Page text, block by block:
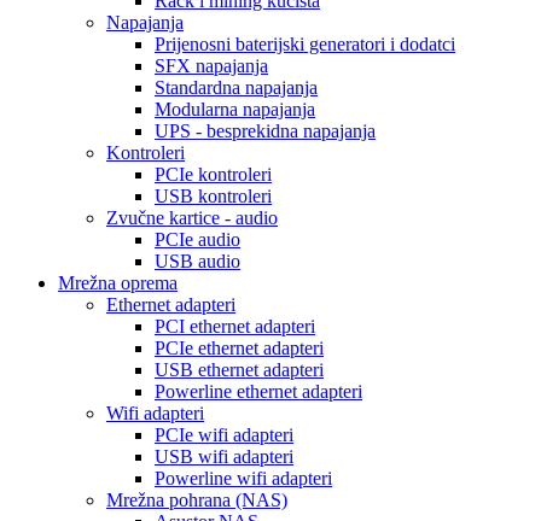
Napajanja
Prijenosni baterijski generatori i dodatci
SFX napajanja
Standardna napajanja
Modularna napajanja
UPS - besprekidna napajanja
Kontroleri
PCIe kontroleri
USB kontroleri
Zvučne kartice - audio
PCIe audio
USB audio
Mrežna oprema
Ethernet adapteri
PCI ethernet adapteri
PCIe ethernet adapteri
USB ethernet adapteri
Powerline ethernet adapteri
Wifi adapteri
PCIe wifi adapteri
USB wifi adapteri
Powerline wifi adapteri
Mrežna pohrana (NAS)